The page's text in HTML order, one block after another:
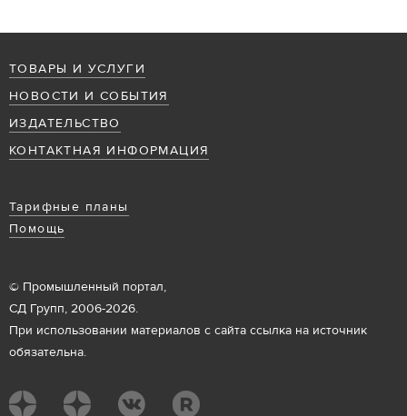
ТОВАРЫ И УСЛУГИ
НОВОСТИ И СОБЫТИЯ
ИЗДАТЕЛЬСТВО
КОНТАКТНАЯ ИНФОРМАЦИЯ
Тарифные планы
Помощь
© Промышленный портал,
СД Групп, 2006-2026.
При использовании материалов с сайта ссылка на источник
обязательна.